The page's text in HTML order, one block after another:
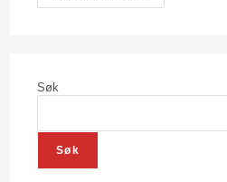
Søk
Søk